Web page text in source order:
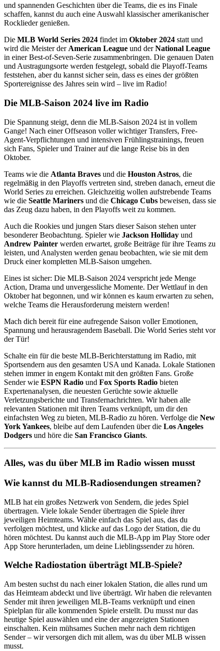
und spannenden Geschichten über die Teams, die es ins Finale
schaffen, kannst du auch eine Auswahl klassischer amerikanischer
Rocklieder genießen.
Die MLB World Series 2024 findet im Oktober 2024 statt und
wird die Meister der American League und derNational League
in einer Best-of-Seven-Serie zusammenbringen. Die genauen Daten
und Austragungsorte werden festgelegt, sobald die Playoff-Teams
feststehen, aber du kannst sicher sein, dass es eines der größten
Sportereignisse des Jahres sein wird – live im Radio!
Die MLB-Saison 2024 live im Radio
Die Spannung steigt, denn die MLB-Saison 2024 ist in vollem
Gange! Nach einer Offseason voller wichtiger Transfers, Free-
Agent-Verpflichtungen und intensiven Frühlingstrainings, freuen
sich Fans, Spieler und Trainer auf die lange Reise bis in den
Oktober.
Teams wie die Atlanta Braves und die Houston Astros, die
regelmäßig in den Playoffs vertreten sind, streben danach, erneut die
World Series zu erreichen. Gleichzeitig wollen aufstrebende Teams
wie die Seattle Mariners und die Chicago Cubs beweisen, dass sie
das Zeug dazu haben, in den Playoffs weit zu kommen.
Auch die Rookies und jungen Stars dieser Saison stehen unter
besonderer Beobachtung. Spieler wie Jackson Holliday und
Andrew Painter werden erwartet, große Beiträge für ihre Teams zu
leisten, und Analysten werden genau beobachten, wie sie mit dem
Druck einer kompletten MLB-Saison umgehen.
Eines ist sicher: Die MLB-Saison 2024 verspricht jede Menge
Action, Drama und unvergessliche Momente. Der Wettlauf in den
Oktober hat begonnen, und wir können es kaum erwarten zu sehen,
welche Teams die Herausforderung meistern werden!
Mach dich bereit für eine aufregende Saison voller Emotionen,
Spannung und herausragendem Baseball. Die World Series steht vor
der Tür!
Schalte ein für die beste MLB-Berichterstattung im Radio, mit
Sportsendern aus den gesamten USA und Kanada. Lokale Stationen
stehen immer in engem Kontakt mit den größten Fans. Große
Sender wie ESPN Radio und Fox Sports Radio bieten
Expertenanalysen, die neuesten Gerüchte sowie aktuelle
Verletzungsberichte und Transfernachrichten. Wir haben alle
relevanten Stationen mit ihren Teams verknüpft, um dir den
einfachsten Weg zu bieten, MLB-Radio zu hören. Verfolge die New
York Yankees, bleibe auf dem Laufenden über die Los Angeles
Dodgers und höre die San Francisco Giants.
Alles, was du über MLB im Radio wissen musst
Wie kannst du MLB-Radiosendungen streamen?
MLB hat ein großes Netzwerk von Sendern, die jedes Spiel
übertragen. Viele lokale Sender übertragen die Spiele ihrer
jeweiligen Heimteams. Wähle einfach das Spiel aus, das du
verfolgen möchtest, und klicke auf das Logo der Station, die du
hören möchtest. Du kannst auch die MLB-App im Play Store oder
App Store herunterladen, um deine Lieblingssender zu hören.
Welche Radiostation überträgt MLB-Spiele?
Am besten suchst du nach einer lokalen Station, die alles rund um
das Heimteam abdeckt und live überträgt. Wir haben die relevanten
Sender mit ihren jeweiligen MLB-Teams verknüpft und einen
Spielplan für alle kommenden Spiele erstellt. Du musst nur das
heutige Spiel auswählen und eine der angezeigten Stationen
einschalten. Kein mühsames Suchen mehr nach dem richtigen
Sender – wir versorgen dich mit allem, was du über MLB wissen
musst.